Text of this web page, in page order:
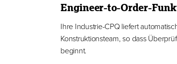
Engineer-to-Order-
Ihre Industrie-CPQ liefert
Konstruktionsteam, so dass
beginnt.